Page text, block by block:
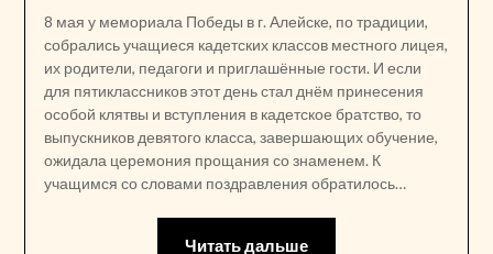
8 мая у мемориала Победы в г. Алейске, по традиции,
собрались учащиеся кадетских классов местного лицея,
их родители, педагоги и приглашённые гости. И если
для пятиклассников этот день стал днём принесения
особой клятвы и вступления в кадетское братство, то
выпускников девятого класса, завершающих обучение,
ожидала церемония прощания со знаменем. К
учащимся со словами поздравления обратилось…
Читать дальше